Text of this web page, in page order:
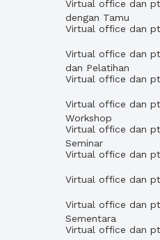
Virtual office dan
dengan Tamu
Virtual office dan
Virtual office dan
dan Pelatihan
Virtual office dan
Virtual office dan
Workshop
Virtual office dan
Seminar
Virtual office dan
Virtual office dan
Virtual office dan
Sementara
Virtual office dan